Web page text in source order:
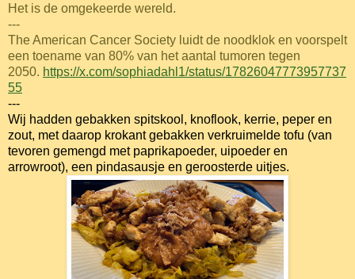
Het is de omgekeerde wereld.
---
The American Cancer Society luidt de noodklok en voorspelt
een toename van 80% van het aantal tumoren tegen
2050. https://x.com/sophiadahl1/status/17826047773957737
55
---
Wij hadden gebakken spitskool, knoflook, kerrie, peper en
zout, met daarop krokant gebakken verkruimelde tofu (van
tevoren gemengd met paprikapoeder, uipoeder en
arrowroot), een pindasausje en geroosterde uitjes.